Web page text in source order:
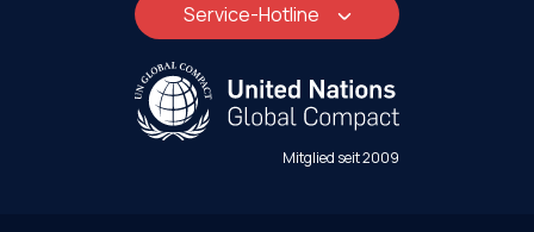
Service-Hotline
Mitglied seit 2009